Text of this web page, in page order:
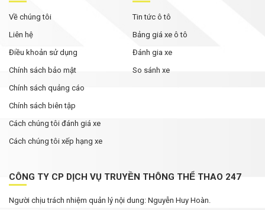
Về chúng tôi
Liên hệ
Điều khoản sử dụng
Chính sách bảo mật
Chính sách quảng cáo
Chính sách biên tập
Cách chúng tôi đánh giá xe
Cách chúng tôi xếp hạng xe
Tin tức ô tô
Bảng giá xe ô tô
Đánh gia xe
So sánh xe
CÔNG TY CP DỊCH VỤ TRUYỀN THÔNG THỂ THAO 247
Người chịu trách nhiệm quản lý nội dung: Nguyễn Huy Hoàn.